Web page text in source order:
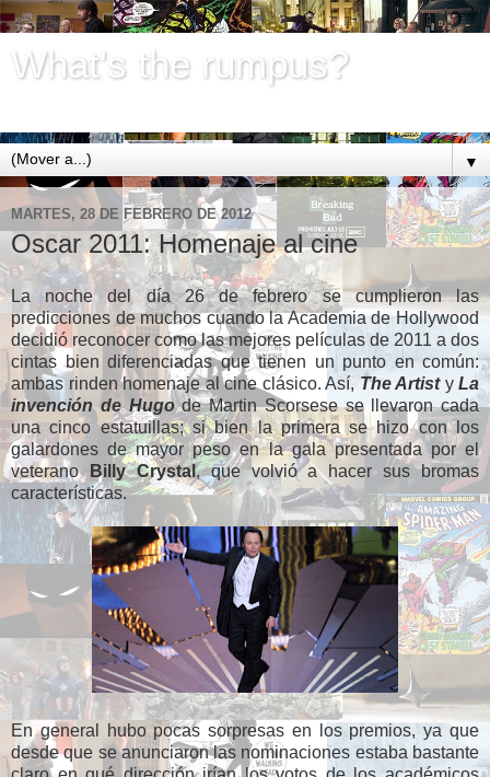
What's the rumpus?
▼
MARTES, 28 DE FEBRERO DE 2012
Oscar 2011: Homenaje al cine
La noche del día 26 de febrero se cumplieron las
predicciones de muchos cuando la Academia de Hollywood
decidió reconocer como las mejores películas de 2011 a dos
cintas bien diferenciadas que tienen un punto en común:
ambas rinden homenaje al cine clásico. Así, The Artisty La
invención de Hugode Martin Scorsese se llevaron cada
una cinco estatuillas; si bien la primera se hizo con los
galardones de mayor peso en la gala presentada por el
veterano Billy Crystal, que volvió a hacer sus bromas
características.
En general hubo pocas sorpresas en los premios, ya que
desde que se anunciaron las nominaciones estaba bastante